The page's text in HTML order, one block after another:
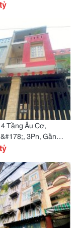
Sát Quận 10,
Tầng Âu Cơ,
3Pn, Gần
Phước, Sát Lữ